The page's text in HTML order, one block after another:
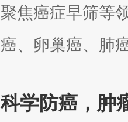
聚焦癌症早筛等
癌、卵巢癌、肺
科学防癌，肿